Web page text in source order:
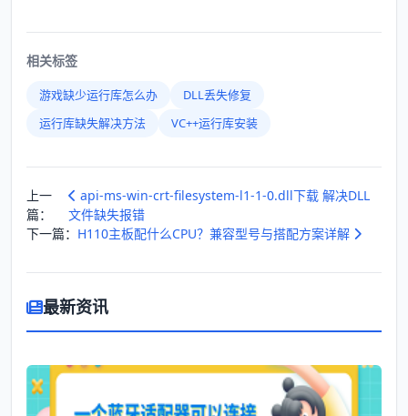
相关标签
游戏缺少运行库怎么办
DLL丢失修复
运行库缺失解决方法
VC++运行库安装
上一
篇：
api-ms-win-crt-filesystem-l1-1-0.dll下载 解决DLL
文件缺失报错
下一篇： H110主板配什么CPU？兼容型号与搭配方案详解
最新资讯